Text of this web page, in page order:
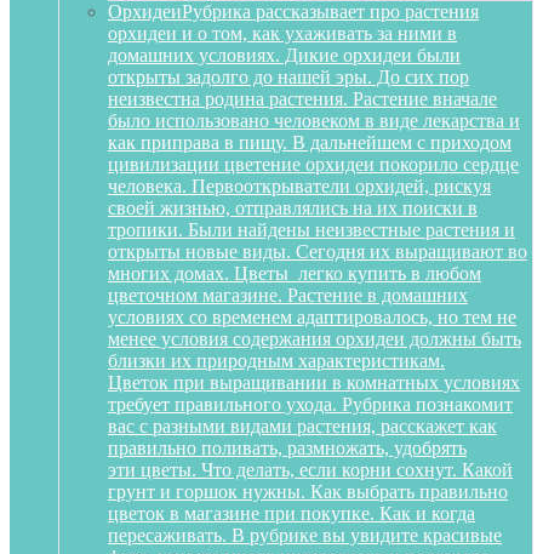
ОрхидеиРубрика рассказывает про растения
орхидеи и о том, как ухаживать за ними в
домашних условиях. Дикие орхидеи были
открыты задолго до нашей эры. До сих пор
неизвестна родина растения. Растение вначале
было использовано человеком в виде лекарства и
как приправа в пищу. В дальнейшем с приходом
цивилизации цветение орхидеи покорило сердце
человека. Первооткрыватели орхидей, рискуя
своей жизнью, отправлялись на их поиски в
тропики. Были найдены неизвестные растения и
открыты новые виды. Сегодня их выращивают во
многих домах. Цветы легко купить в любом
цветочном магазине. Растение в домашних
условиях со временем адаптировалось, но тем не
менее условия содержания орхидеи должны быть
близки их природным характеристикам.
Цветок при выращивании в комнатных условиях
требует правильного ухода. Рубрика познакомит
вас с разными видами растения, расскажет как
правильно поливать, размножать, удобрять
эти цветы. Что делать, если корни сохнут. Какой
грунт и горшок нужны. Как выбрать правильно
цветок в магазине при покупке. Как и когда
пересаживать. В рубрике вы увидите красивые